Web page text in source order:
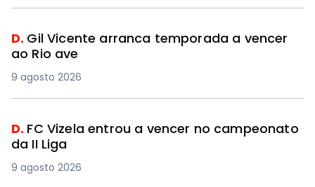
D. Gil Vicente arranca temporada a vencer
ao Rio ave
9 agosto 2026
D. FC Vizela entrou a vencer no campeonato
da II Liga
9 agosto 2026